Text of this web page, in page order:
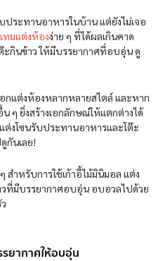
ประทานอาหารในบ้าน แต่ยังไม่เจอ
ทมแต่งห้องง่าย ๆ ที่ได้ผลเกินคาด
ะกินข้าว ให้มีบรรยากาศที่อบอุ่น ดู
กแต่งห้องหลากหลายสไตล์ และหาก
ๆ ยิ่งสร้างเอกลักษณ์ให้แตกต่างได้
ต่งโซนรับประทานอาหารและโต๊ะ
กันเลย!
สำหรับการใช้เก้าอี้ไม้มินิมอล แต่ง
ที่มีบรรยากาศอบอุ่น อบอวลไปด้วย
รยากาศให้อบอุ่น